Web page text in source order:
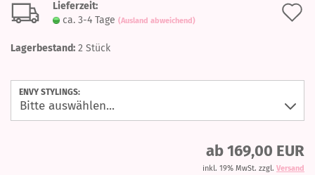
Lieferzeit:
ca. 3-4 Tage (Ausland abweichend)
Lagerbestand: 2 Stück
ENVY STYLINGS:
ab 169,00 EUR
inkl. 19% MwSt. zzgl. Versand